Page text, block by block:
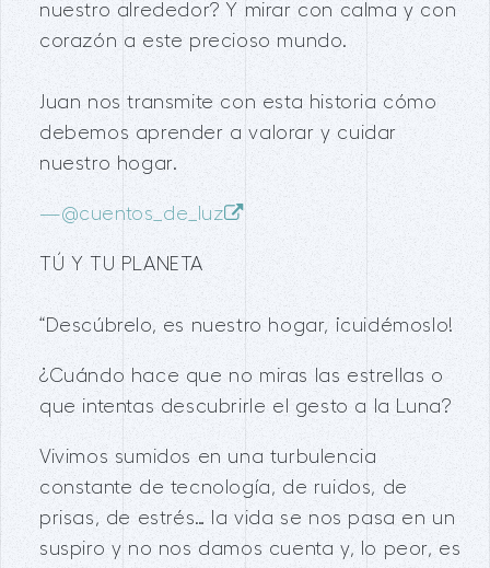
nuestro alrededor? Y mirar con calma y con
corazón a este precioso mundo.
Juan nos transmite con esta historia cómo
debemos aprender a valorar y cuidar
nuestro hogar.
—@cuentos_de_luz
TÚ Y TU PLANETA
“Descúbrelo, es nuestro hogar, ¡cuidémoslo!
¿Cuándo hace que no miras las estrellas o
que intentas descubrirle el gesto a la Luna?
Vivimos sumidos en una turbulencia
constante de tecnología, de ruidos, de
prisas, de estrés… la vida se nos pasa en un
suspiro y no nos damos cuenta y, lo peor, es